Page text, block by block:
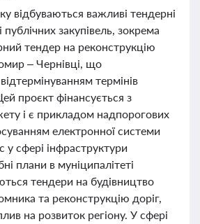
відбуваються важливі тендерні
закупівель, зокрема
тендер на реконструкцію
– Чернівці, що
термінів
проєкт фінансується з
і є прикладом надпорогових
електронної системи
сфері інфраструктури
плани в муніципалітеті
тендери на будівництво
та реконструкцію доріг,
на розвиток регіону. У сфері